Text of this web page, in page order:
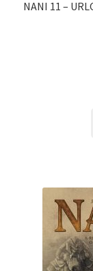
NANI 11 –